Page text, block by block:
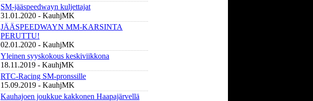
SM-jääspeedwayn kuljettajat
31.01.2020 - KauhjMK
JÄÄSPEEDWAYN MM-KARSINTA
PERUTTU!
02.01.2020 - KauhjMK
Yleinen syyskokous keskiviikkona
18.11.2019 - KauhjMK
RTC-Racing SM-pronssille
15.09.2019 - KauhjMK
Kauhajoen joukkue kakkonen Haapajärvellä